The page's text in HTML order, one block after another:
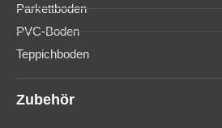
Parkettboden
PVC-Boden
Teppichboden
Zubehör